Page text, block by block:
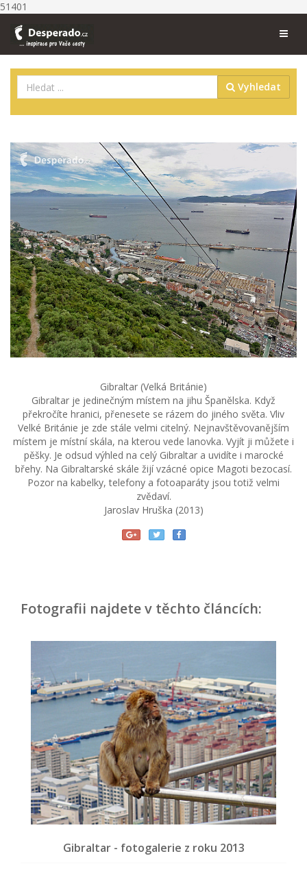
51401
Vyhledat
Gibraltar (Velká Británie)
Gibraltar je jedinečným místem na jihu Španělska. Když
překročíte hranici, přenesete se rázem do jiného světa. Vliv
Velké Británie je zde stále velmi citelný. Nejnavštěvovanějším
místem je místní skála, na kterou vede lanovka. Vyjít ji můžete i
pěšky. Je odsud výhled na celý Gibraltar a uvidíte i marocké
břehy. Na Gibraltarské skále žijí vzácné opice Magoti bezocasí.
Pozor na kabelky, telefony a fotoaparáty jsou totiž velmi
zvědaví.
Jaroslav Hruška (2013)
Fotografii najdete v těchto článcích:
Gibraltar - fotogalerie z roku 2013